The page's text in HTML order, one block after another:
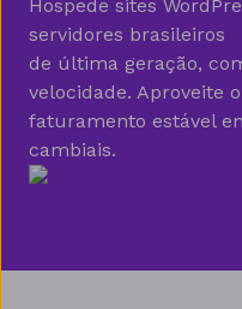
Criador de Sites grátis
Armazenamento
Hospede sites
servidores brasileiros
de última geração,
velocidade. Aproveite o
faturamento estável
cambiais.